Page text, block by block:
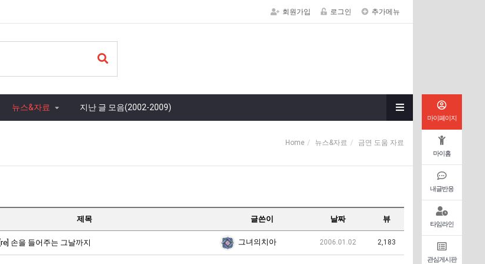
회원가입 로그인 추가메뉴
뉴스&자료 지난 글 모음(2002-2009)
Home 뉴스&자료 금연 도움 자료
마이페이지
마이홈
내글반응
타임라인
관심게시판
제목 글쓴이 날짜 뷰
[re] 손을 들어주는 그날까지 그녀의치아 2006.01.02 2,183